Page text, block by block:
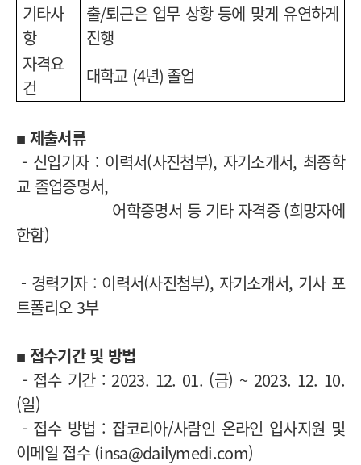
기타사
항
출/퇴근은 업무 상황 등에 맞게 유연하게
진행
자격요
건
대학교 (4년) 졸업
■ 제출서류
- 신입기자 : 이력서(사진첨부), 자기소개서, 최종학
교 졸업증명서,
어학증명서 등 기타 자격증 (희망자에
한함)
- 경력기자 : 이력서(사진첨부), 자기소개서, 기사 포
트폴리오 3부
■ 접수기간 및 방법
- 접수 기간 : 2023. 12. 01. (금) ~ 2023. 12. 10.
(일)
- 접수 방법 : 잡코리아/사람인 온라인 입사지원 및
이메일 접수 (insa@dailymedi.com)